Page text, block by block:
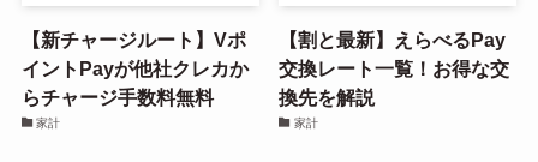
【新チャージルート】Vポ
イントPayが他社クレカか
らチャージ手数料無料
家計
【割と最新】えらべるPay
交換レート一覧！お得な交
換先を解説
家計